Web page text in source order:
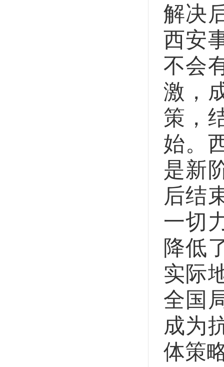
解决
西安
不会
激，
策，
始。
是新
后结
一切
降低
实际
全国
成为
体策